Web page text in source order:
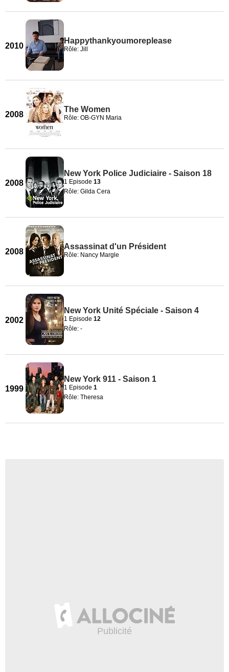
2010
Happythankyoumoreplease
Rôle: Jill
2008
The Women
Rôle: OB-GYN Maria
2008
New York Police Judiciaire - Saison 18
1 Episode 13
Rôle: Gilda Cera
2008
Assassinat d'un Président
Rôle: Nancy Margle
2002
New York Unité Spéciale - Saison 4
1 Episode 12
Rôle: -
1999
New York 911 - Saison 1
1 Episode 1
Rôle: Theresa